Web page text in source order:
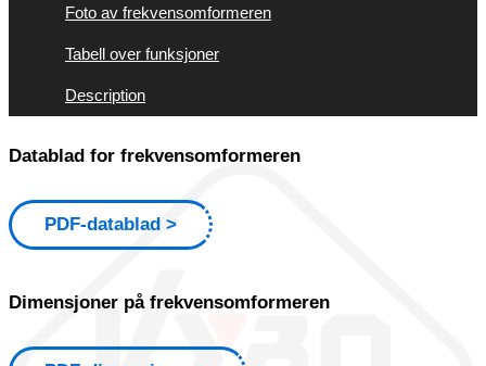
Foto av frekvensomformeren
Tabell over funksjoner
Description
Datablad for frekvensomformeren
PDF-datablad
Dimensjoner på frekvensomformeren